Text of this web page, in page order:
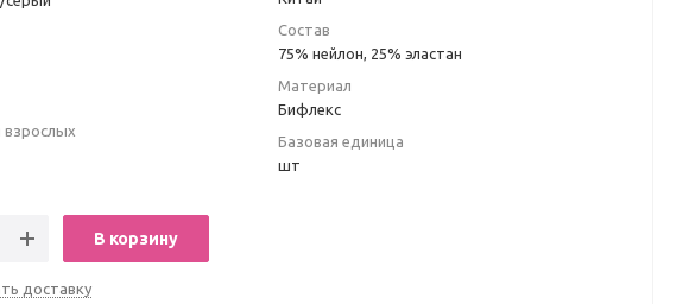
В корзину
доставку
Состав
75% нейлон, 25% эластан
Материал
Бифлекс
Базовая единица
шт